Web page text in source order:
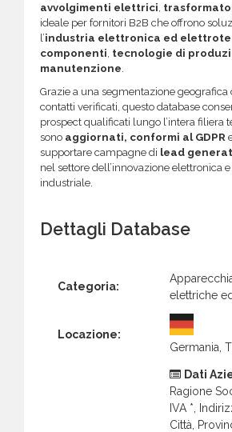
avvolgimenti elettrici,
ideale per fornitori B2B che offrono
l’industria elettronica ed
componenti, tecnologie di
manutenzione.
Grazie a una segmentazione geografica
contatti verificati, questo database
prospect qualificati lungo l’intera filiera
sono aggiornati, conformi al GDPR
supportare campagne di lead
nel settore dell’innovazione elettronica
industriale.
Dettagli Database
Categoria:
elettriche
Locazione:
Germania,
Dati
Ragione
IVA *,
Città,